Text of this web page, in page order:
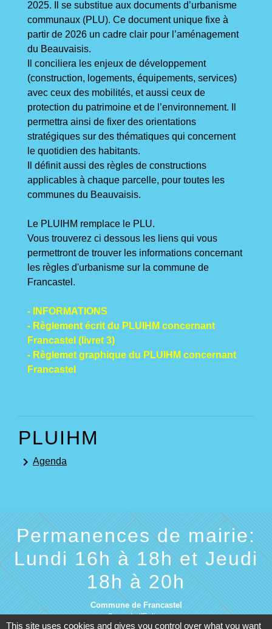
2025. Il se substitue aux documents d’urbanisme
communaux (PLU). Ce document unique fixe à
partir de 2026 un cadre clair pour l’aménagement
du Beauvaisis.
Il conciliera les enjeux de développement
(construction, logements, équipements, services)
avec ceux des mobilités, et aussi ceux de
protection du patrimoine et de l’environnement. Il
permettra ainsi de fixer des orientations
stratégiques sur des thématiques qui concernent
le quotidien des habitants.
Il définit aussi des règles de constructions
applicables à chaque parcelle, pour toutes les
communes du Beauvaisis.
Le PLUIHM remplace le PLU.
Vous trouverez ci dessous les liens qui vous
permettront de trouver les informations concernant
les règles d'urbanisme sur la commune de
Francastel.
-
INFORMATIONS
- Règlement écrit du PLUIHM concernant
Francastel (livret 3)
- Règlemet graphique du PLUIHM concernant
Francastel
PLUIHM
keyboard_arrow_right Agenda
Permanences de mairie:
Lundi 16h à 18h et Jeudi
18h à 20h
Commune de Francastel
2 rue de l'Eglise
This site uses cookies and gives you control over what you want